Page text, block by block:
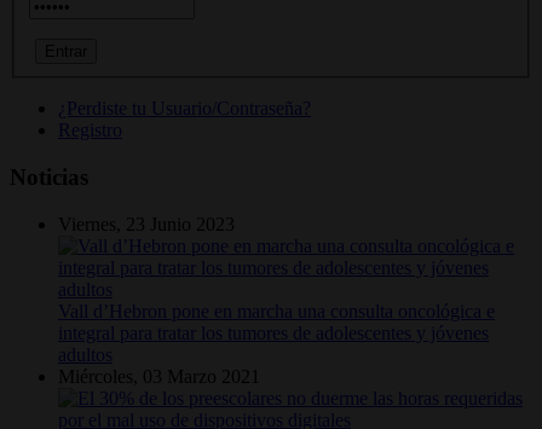
¿Perdiste tu Usuario/Contraseña?
Registro
Noticias
Viernes, 23 Junio 2023
Vall d’Hebron pone en marcha una consulta oncológica e
integral para tratar los tumores de adolescentes y jóvenes
adultos
Miércoles, 03 Marzo 2021